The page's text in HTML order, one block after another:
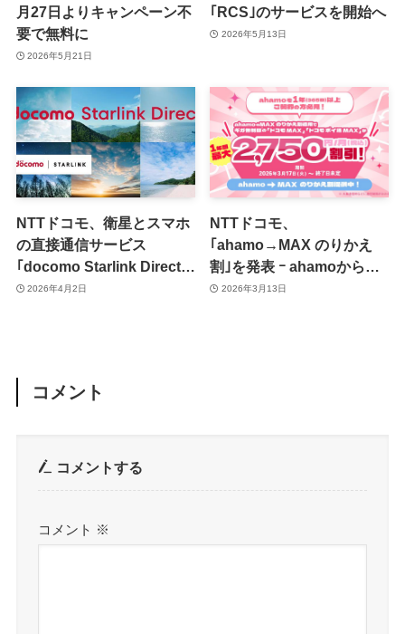
月27日よりキャンペーン不
要で無料に
2026年5月21日
｢RCS｣のサービスを開始へ
2026年5月13日
NTTドコモ、衛星とスマホ
の直接通信サービス
｢docomo Starlink Direct｣
を4月27日より提供開始 ｰ
2026年4月2日
NTTドコモ、
｢ahamo→MAX のりかえ
割｣を発表 ｰ ahamoからの
プラン変更で｢ドコモ
2026年3月13日
コメント
コメントする
コメント ※